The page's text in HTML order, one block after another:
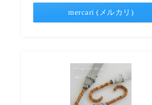
mercari (メルカリ)